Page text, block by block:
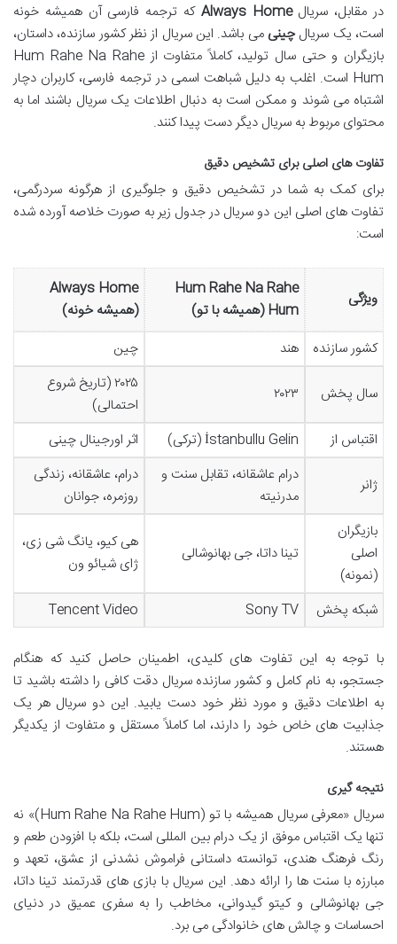
در مقابل، سریالAlways Home که ترجمه فارسی آن همیشه خونه
است، یک سریالچینی می باشد. این سریال از نظر کشور سازنده، داستان،
بازیگران و حتی سال تولید، کاملاً متفاوت از Hum Rahe Na Rahe
Hum است. اغلب به دلیل شباهت اسمی در ترجمه فارسی، کاربران دچار
اشتباه می شوند و ممکن است به دنبال اطلاعات یک سریال باشند اما به
محتوای مربوط به سریال دیگر دست پیدا کنند.
تفاوت های اصلی برای تشخیص دقیق
برای کمک به شما در تشخیص دقیق و جلوگیری از هرگونه سردرگمی،
تفاوت های اصلی این دو سریال در جدول زیر به صورت خلاصه آورده شده
است:
ویژگی
Hum Rahe Na Rahe
Hum (همیشه با تو)
Always Home
(همیشه خونه)
کشور سازنده
هند چین
سال پخش ۲۰۲۳
۲۰۲۵ (تاریخ شروع
احتمالی)
اقتباس از
İstanbullu Gelin (ترکی) اثر اورجینال چینی
ژانر
درام عاشقانه، تقابل سنت و
مدرنیته
درام، عاشقانه، زندگی
روزمره، جوانان
بازیگران
اصلی
(نمونه)
تینا داتا، جی بهانوشالی
هی کیو، یانگ شی زی،
ژای شیائو ون
شبکه پخش Sony TV
Tencent Video
با توجه به این تفاوت های کلیدی، اطمینان حاصل کنید که هنگام
جستجو، به نام کامل و کشور سازنده سریال دقت کافی را داشته باشید تا
به اطلاعات دقیق و مورد نظر خود دست یابید. این دو سریال هر یک
جذابیت های خاص خود را دارند، اما کاملاً مستقل و متفاوت از یکدیگر
هستند.
نتیجه گیری
سریال «معرفی سریال همیشه با تو (Hum Rahe Na Rahe Hum)» نه
تنها یک اقتباس موفق از یک درام بین المللی است، بلکه با افزودن طعم و
رنگ فرهنگ هندی، توانسته داستانی فراموش نشدنی از عشق، تعهد و
مبارزه با سنت ها را ارائه دهد. این سریال با بازی های قدرتمند تینا داتا،
جی بهانوشالی و کیتو گیدوانی، مخاطب را به سفری عمیق در دنیای
احساسات و چالش های خانوادگی می برد.